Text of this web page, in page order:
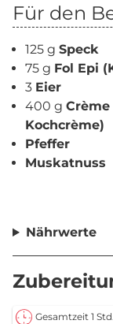
Für den
125 g Speck
75 g Fol Epi
3 Eier
400 g
Kochcrème)
Pfeffer
Muskatnuss
Nährwerte
Gesamtzeit 1